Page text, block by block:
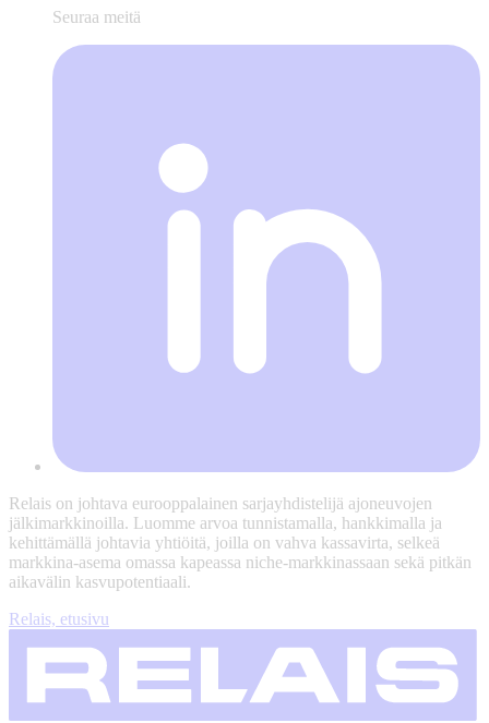
Seuraa meitä
Relais on johtava eurooppalainen sarjayhdistelijä ajoneuvojen
jälkimarkkinoilla. Luomme arvoa tunnistamalla, hankkimalla ja
kehittämällä johtavia yhtiöitä, joilla on vahva kassavirta, selkeä
markkina-asema omassa kapeassa niche-markkinassaan sekä pitkän
aikavälin kasvupotentiaali.
Relais, etusivu